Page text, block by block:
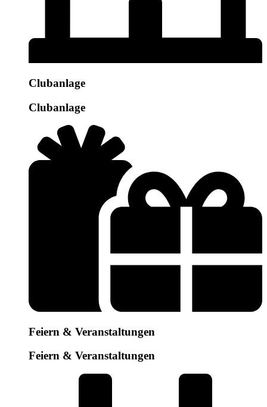
Clubanlage
Clubanlage
Feiern & Veranstaltungen
Feiern & Veranstaltungen